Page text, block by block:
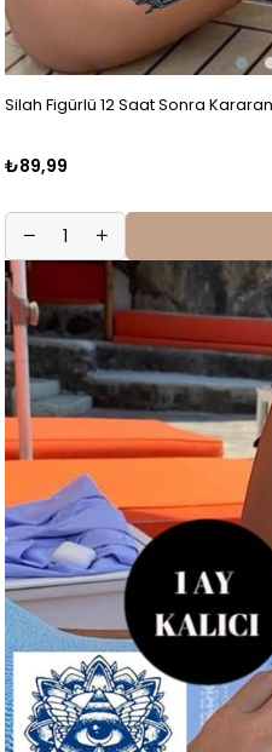
Silah Figürlü 12 Saat Sonra
₺89,99